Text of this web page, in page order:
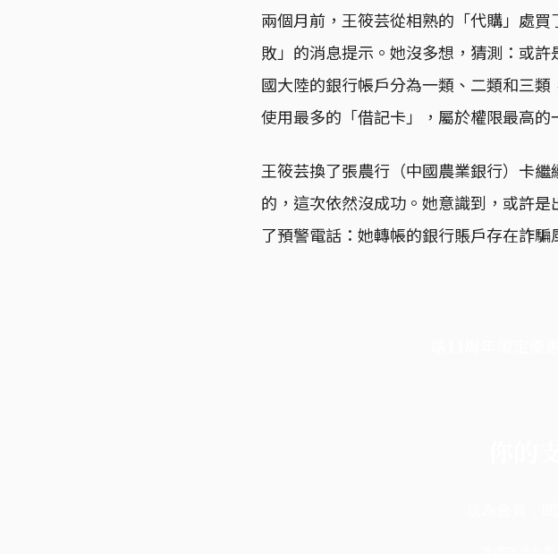
兩個月前，王筱芸從相熟的「代購」處
敗」的消息提示。她沒多想，猜測：或
國大陸的銀行帳戶分為一類、二類和三
使用最多的「借記卡」，屬於權限最高
王筱芸換了張農行（中國農業銀行）卡
的，這次依然沒成功。她意識到，或許
了預警電話：她轉帳的銀行賬戶存在詐騙